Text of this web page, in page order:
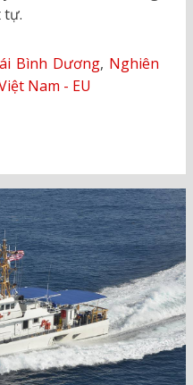
tự.
Bình Dương, Nghiên
Nam - EU